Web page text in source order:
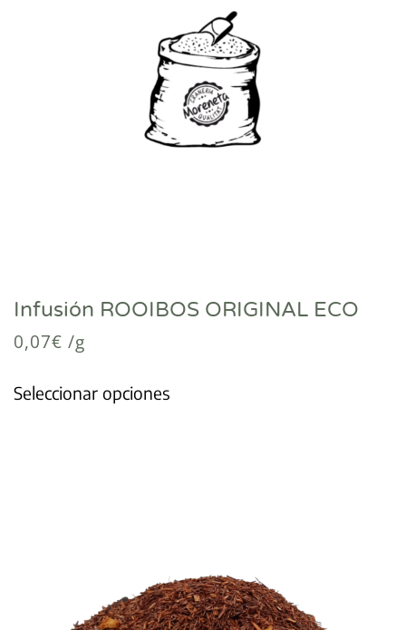
Infusión ROOIBOS ORIGINAL ECO
0,07€ /g
Seleccionar opciones